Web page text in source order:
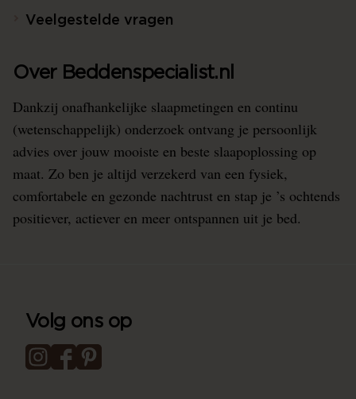
Veelgestelde vragen
Over Beddenspecialist.nl
Dankzij onafhankelijke slaapmetingen en continu
(wetenschappelijk) onderzoek ontvang je persoonlijk
advies over jouw mooiste en beste slaapoplossing op
maat. Zo ben je altijd verzekerd van een fysiek,
comfortabele en gezonde nachtrust en stap je ’s ochtends
positiever, actiever en meer ontspannen uit je bed.
Volg ons op